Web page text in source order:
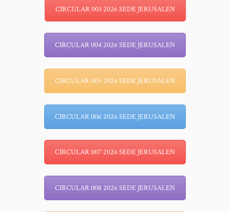
CIRCULAR 003 2026 SEDE JERUSALEN
CIRCULAR 004 2026 SEDE JERUSALEN
CIRCULAR 005 2026 SEDE JERUSALEN
CIRCULAR 006 2026 SEDE JERUSALEN
CIRCULAR 007 2026 SEDE JERUSALEN
CIRCULAR 008 2026 SEDE JERUSALEN